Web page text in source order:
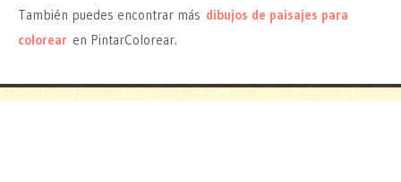
También puedes encontrar más dibujos de paisajes para
colorear en PintarColorear.